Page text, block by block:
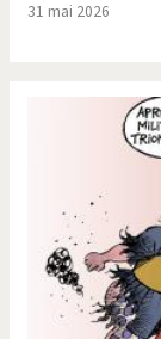
Vous avez dit
31 mai 2026